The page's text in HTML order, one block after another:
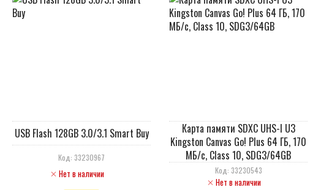
USB Flash 128GB 3.0/3.1 Smart Buy
Код: 33230967
Нет в наличии
Карта памяти SDXC UHS-I U3
Kingston Canvas Go! Plus 64 ГБ, 170
МБ/с, Class 10, SDG3/64GB
Код: 33230543
Нет в наличии